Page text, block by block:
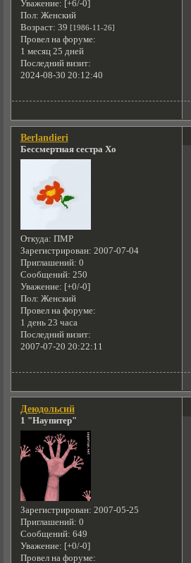
Уважение: [+6/-0]
Пол: Женский
Возраст: 39 [1986-11-26]
Провел на форуме:
1 месяц 25 дней
Последний визит:
2024-08-30 20:12:40
Berlandieri
Бессмертная сестра Хо
Откуда: ПМР
Зарегистрирован: 2007-07-04
Приглашений: 0
Сообщений: 250
Уважение: [+0/-0]
Пол: Женский
Провел на форуме:
1 день 23 часа
Последний визит:
2007-07-20 20:22:11
Деюдольсий
1 "Наупитер"
Зарегистрирован: 2007-05-25
Приглашений: 0
Сообщений: 649
Уважение: [+0/-0]
Провел на форуме: